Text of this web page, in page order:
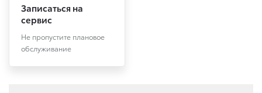
Записаться на
сервис
Не пропустите плановое
обслуживание